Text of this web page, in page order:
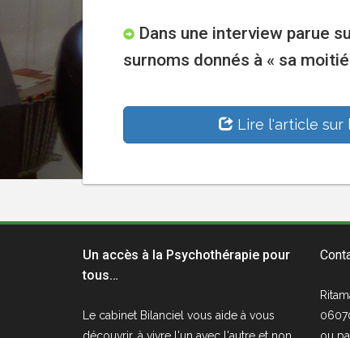
Dans une interview parue
surnoms donnés à « sa
Lire l'article sur
Un accès à la Psychothérapie pour
tous…
Le cabinet Bilanciel vous aide à vous